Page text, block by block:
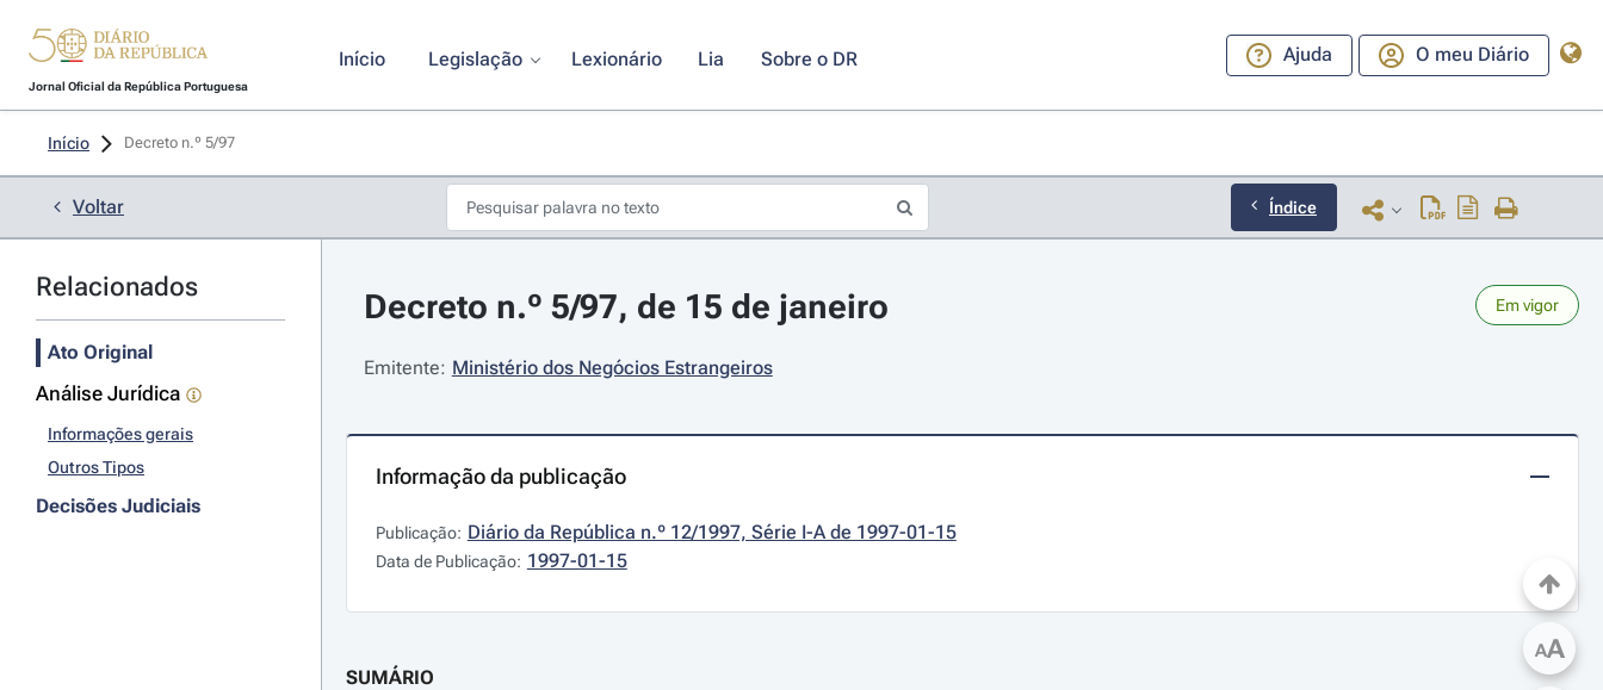
Jornal Oficial da República Portuguesa
Início Legislação Lexionário Lia Sobre o DR Ajuda O meu Diário
Início Decreto n.º 5/97
Voltar Índice
Relacionados
Ato Original
Análise Jurídica
Informações gerais
Outros Tipos
Decisões Judiciais
Decreto n.º 5/97, de 15 de janeiro Em vigor
Emitente: Ministério dos Negócios Estrangeiros
Informação da publicação
Publicação: Diário da República n.º 12/1997, Série I-A de 1997-01-15
Data de Publicação: 1997-01-15
SUMÁRIO
AA